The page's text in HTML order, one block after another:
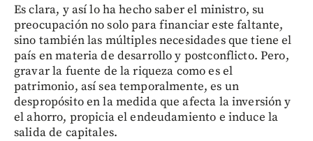
Es clara, y así lo ha hecho saber el ministro, su
preocupación no solo para financiar este faltante,
sino también las múltiples necesidades que tiene el
país en materia de desarrollo y postconflicto. Pero,
gravar la fuente de la riqueza como es el
patrimonio, así sea temporalmente, es un
despropósito en la medida que afecta la inversión y
el ahorro, propicia el endeudamiento e induce la
salida de capitales.